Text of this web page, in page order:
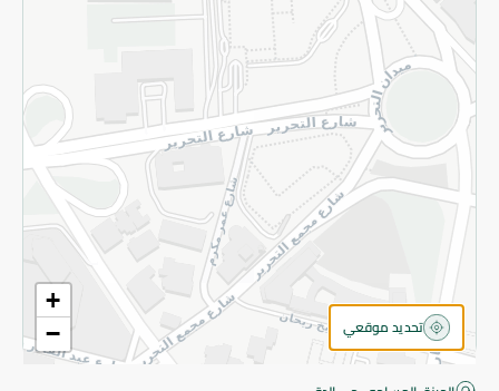
+
−
تحديد موقعي
©2026 - Spinneys | جميع الحقوق محفوظة
اقتربت! أضف 100 جنيه للمتابعة إلى الدفع.